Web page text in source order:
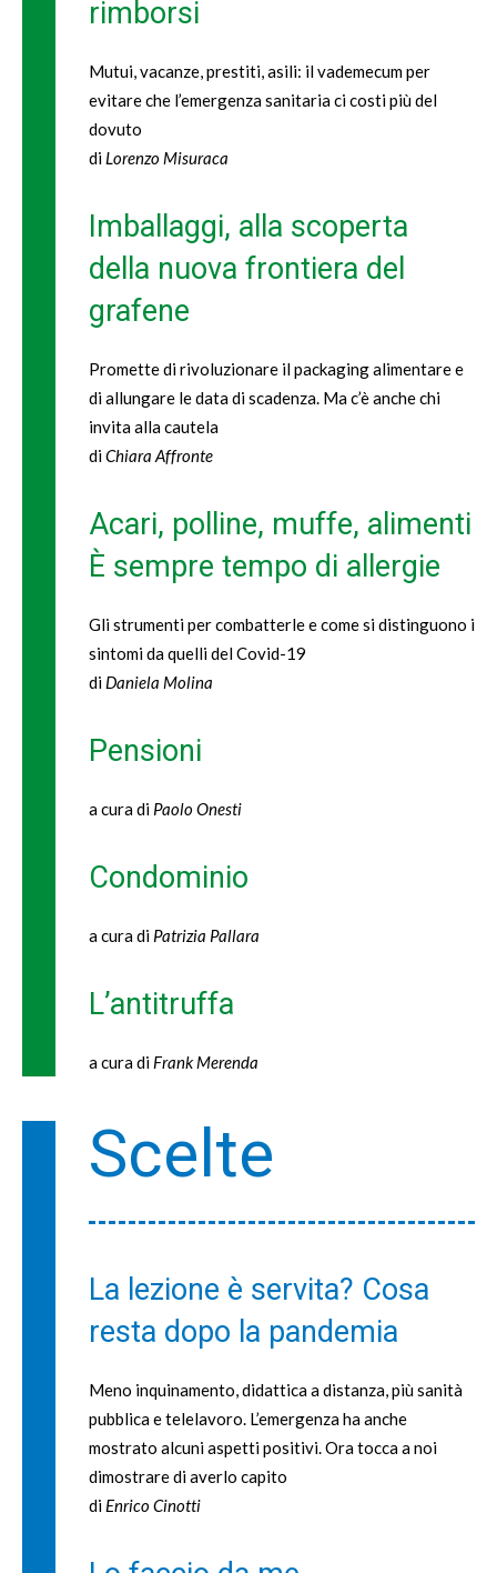
rimborsi
Mutui, vacanze, prestiti, asili: il vademecum per
evitare che l’emergenza sanitaria ci costi più del
dovuto
di Lorenzo Misuraca
Imballaggi, alla scoperta
della nuova frontiera del
grafene
Promette di rivoluzionare il packaging alimentare e
di allungare le data di scadenza. Ma c’è anche chi
invita alla cautela
diChiara Affronte
Acari, polline, muffe, alimenti
È sempre tempo di allergie
Gli strumenti per combatterle e come si distinguono i
sintomi da quelli del Covid-19
di Daniela Molina
Pensioni
a cura di Paolo Onesti
Condominio
a cura di Patrizia Pallara
L’antitruffa
a cura di Frank Merenda
Scelte
La lezione è servita? Cosa
resta dopo la pandemia
Meno inquinamento, didattica a distanza, più sanità
pubblica e telelavoro. L’emergenza ha anche
mostrato alcuni aspetti positivi. Ora tocca a noi
dimostrare di averlo capito
di Enrico Cinotti